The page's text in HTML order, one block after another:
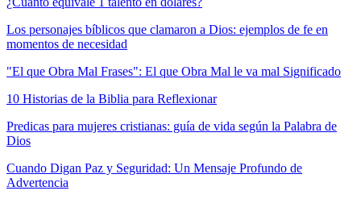
Los personajes bíblicos que clamaron a Dios: ejemplos de fe en
momentos de necesidad
"El que Obra Mal Frases": El que Obra Mal le va mal Significado
10 Historias de la Biblia para Reflexionar
Predicas para mujeres cristianas: guía de vida según la Palabra de
Dios
Cuando Digan Paz y Seguridad: Un Mensaje Profundo de
Advertencia